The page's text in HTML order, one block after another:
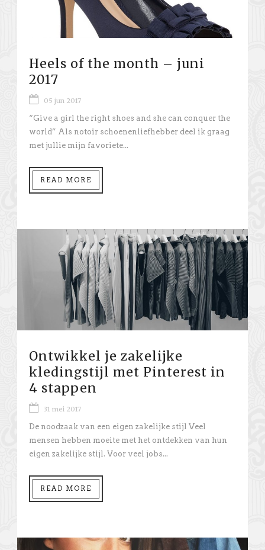
Heels of the month – juni
2017
05 jun 2017
“Give a girl the right shoes and she can conquer the
world” Als notoir schoenenliefhebber deel ik graag
met jullie mijn favoriete...
READ MORE
Ontwikkel je zakelijke
kledingstijl met Pinterest in
4 stappen
31 mei 2017
De noodzaak van een eigen zakelijke stijl Veel
mensen hebben moeite met het ontdekken van hun
eigen zakelijke stijl. Voor veel jobs...
READ MORE